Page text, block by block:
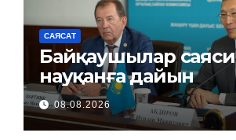
САЯСАТ
Байқаушылар саяси
науқанға дайын
08.08.2026